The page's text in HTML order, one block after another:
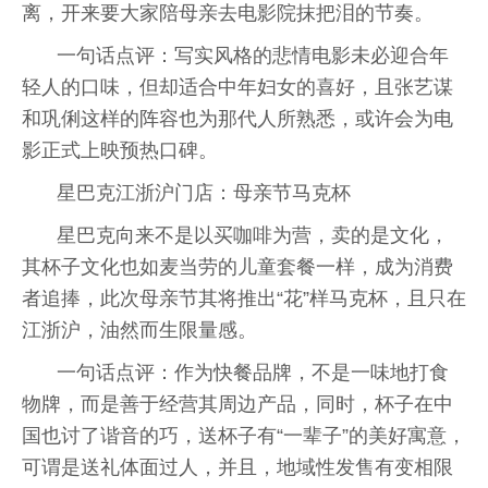
离，开来要大家陪母亲去电影院抹把泪的节奏。
一句话点评：写实风格的悲情电影未必迎合年
轻人的口味，但却适合中年妇女的喜好，且张艺谋
和巩俐这样的阵容也为那代人所熟悉，或许会为电
影正式上映预热口碑。
星巴克江浙沪门店：母亲节马克杯
星巴克向来不是以买咖啡为营，卖的是文化，
其杯子文化也如麦当劳的儿童套餐一样，成为消费
者追捧，此次母亲节其将推出“花”样马克杯，且只在
江浙沪，油然而生限量感。
一句话点评：作为快餐品牌，不是一味地打食
物牌，而是善于经营其周边产品，同时，杯子在中
国也讨了谐音的巧，送杯子有“一辈子”的美好寓意，
可谓是送礼体面过人，并且，地域性发售有变相限